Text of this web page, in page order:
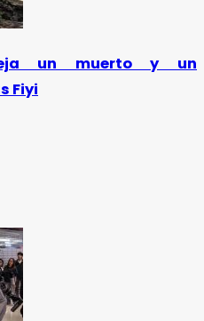
un muerto y un
Fiyi